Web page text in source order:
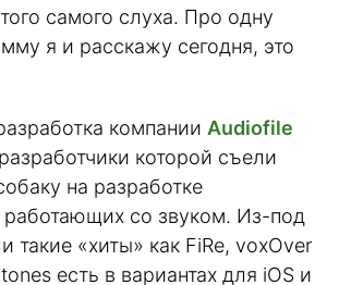
самого слуха. Про одну
я и расскажу сегодня, это
компании Audiofile
которой съели
на разработке
со звуком. Из-под
такие «хиты» как FiRe, voxOver
есть в вариантах для iOS и